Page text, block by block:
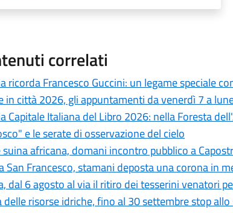
correlati
ricorda Francesco Guccini: un legame speciale
in città 2026, gli appuntamenti da venerdì 7 a
Capitale Italiana del Libro 2026: nella Foresta
e le serate di osservazione del cielo
suina africana, domani incontro pubblico a
San Francesco, stamani deposta una corona in
dal 6 agosto al via il ritiro dei tesserini venatori
delle risorse idriche, fino al 30 settembre stop